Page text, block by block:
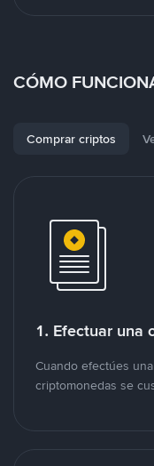
CÓMO
Comprar criptos
1. Efectuar una
Cuando efectúes
criptomonedas se